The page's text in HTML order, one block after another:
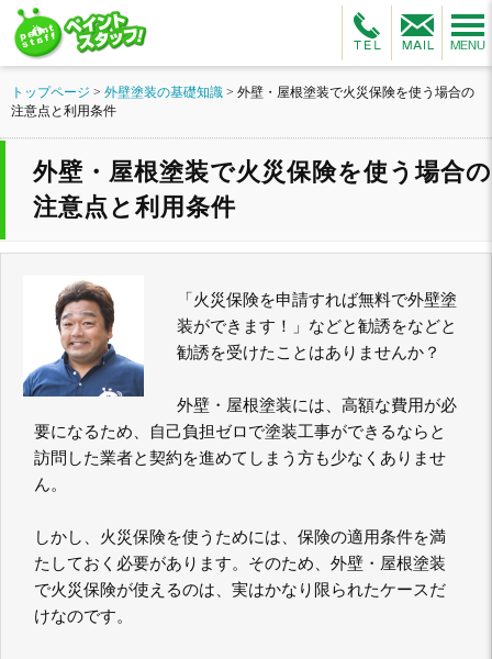
トップページ > 外壁塗装の基礎知識 > 外壁・屋根塗装で火災保険を使う場合の
注意点と利用条件
外壁・屋根塗装で火災保険を使う場合の
注意点と利用条件
「火災保険を申請すれば無料で外壁塗
装ができます！」などと勧誘をなどと
勧誘を受けたことはありませんか？
外壁・屋根塗装には、高額な費用が必
要になるため、自己負担ゼロで塗装工事ができるならと
訪問した業者と契約を進めてしまう方も少なくありませ
ん。
しかし、火災保険を使うためには、保険の適用条件を満
たしておく必要があります。そのため、外壁・屋根塗装
で火災保険が使えるのは、実はかなり限られたケースだ
けなのです。